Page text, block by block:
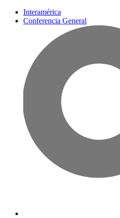
Interamérica
Conferencia General